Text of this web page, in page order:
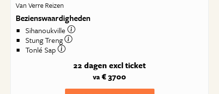
Van Verre Reizen
Bezienswaardigheden
Sihanoukville
Stung Treng
Tonlé Sap
22 dagen excl ticket
va € 3700